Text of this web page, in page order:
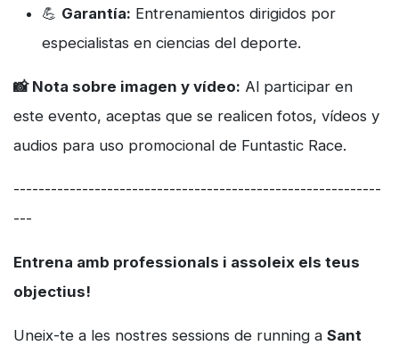
💪 Garantía: Entrenamientos dirigidos por
especialistas en ciencias del deporte.
📸 Nota sobre imagen y vídeo: Al participar en
este evento, aceptas que se realicen fotos, vídeos y
audios para uso promocional de Funtastic Race.
-----------------------------------------------------------
---
Entrena amb professionals i assoleix els teus
objectius!
Uneix-te a les nostres sessions de running a Sant